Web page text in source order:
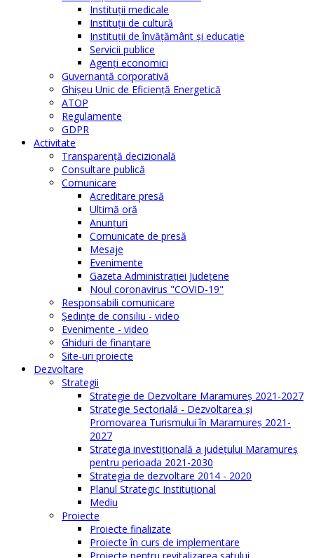
Instituţii medicale
Instituţii de cultură
Instituţii de învăţământ şi educaţie
Servicii publice
Agenţi economici
Guvernanță corporativă
Ghişeu Unic de Eficienţă Energetică
ATOP
Regulamente
GDPR
Activitate
Transparenţă decizională
Consultare publică
Comunicare
Acreditare presă
Ultimă oră
Anunţuri
Comunicate de presă
Mesaje
Evenimente
Gazeta Administraţiei Judeţene
Noul coronavirus "COVID-19"
Responsabili comunicare
Şedinţe de consiliu - video
Evenimente - video
Ghiduri de finanţare
Site-uri proiecte
Dezvoltare
Strategii
Strategie de Dezvoltare Maramureș 2021-2027
Strategie Sectorială - Dezvoltarea și
Promovarea Turismului în Maramureș 2021-
2027
Strategia investiţională a județului Maramureș
pentru perioada 2021-2030
Strategia de dezvoltare 2014 - 2020
Planul Strategic Instituţional
Mediu
Proiecte
Proiecte finalizate
Proiecte în curs de implementare